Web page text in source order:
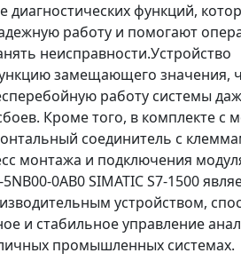
диагностических функций,
работу и помогают
неисправности.Устройство
замещающего значения,
работу системы
Кроме того, в комплекте с
соединитель с
монтажа и подключения
0AB0 SIMATIC S7-1500
устройством,
и стабильное управление
промышленных системах.